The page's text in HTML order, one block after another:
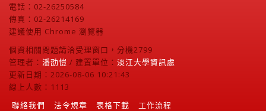
電話：02-26250584
傳真：02-26214169
建議使用 Chrome 瀏覽器
個資相關問題請洽受理窗口，分機2799
管理者： 潘劭愷 / 建置單位： 淡江大學資訊處
更新日期：2026-08-06 10:21:43
線上人數：1113
聯絡我們
法令規章 表格下載 工作流程